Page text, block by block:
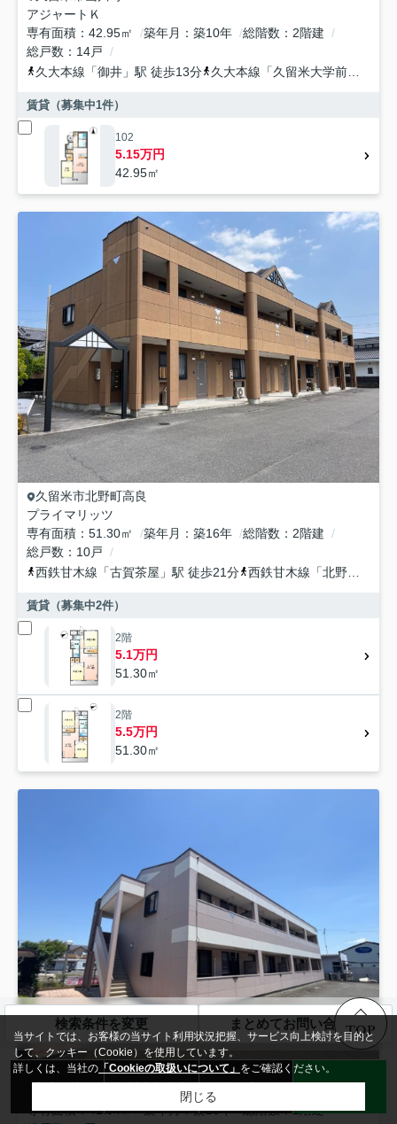
アジャートＫ
専有面積
42.95㎡ 築年月 築10年 総階数
2階建
総戸数
14戸
久大本線 「御井 」駅 徒歩13分 久大本線 「久留米大学前
賃貸（募集中1件）
102
5.15万円
42.95㎡
久留米市北野町高良
プライマリッツ
専有面積
51.30㎡ 築年月 築16年 総階数
2階建
総戸数
10戸
西鉄甘木線 「古賀茶屋 」駅 徒歩21分 西鉄甘木線 「北野
賃貸（募集中2件）
2階
5.1万円
51.30㎡
2階
5.5万円
51.30㎡
鳥栖市弥生が丘
専有面積
41.04㎡ 築年月 築23年 総階数
2階建
検索条件を変更 まとめてお問い合わせ
来店予約 無料売却査定 お問い合わせ LINE
TOP
当サイトでは、お客様の当サイト利用状況把握、サービス向上検討を目的と
して、クッキー（Cookie）を使用しています。
詳しくは、当社の 「Cookieの取扱いについて」 をご確認ください。
閉じる